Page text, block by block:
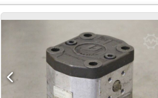
2,3 kg/stuk